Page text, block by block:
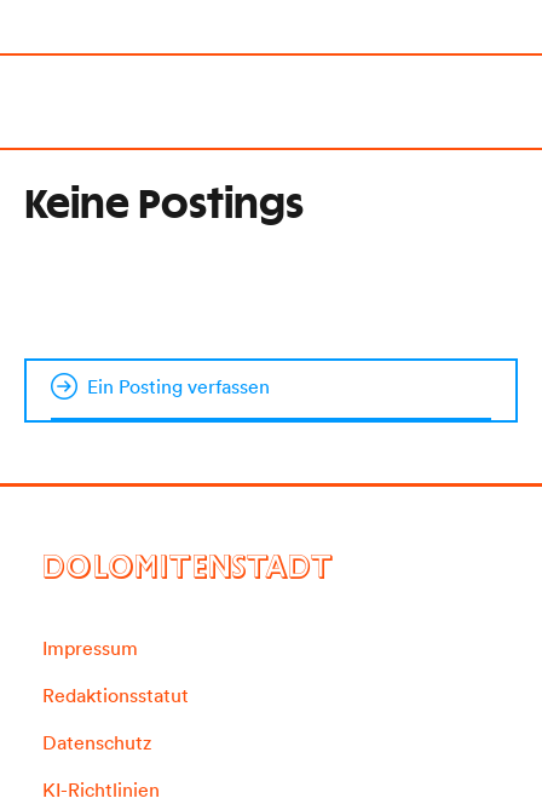
Keine Postings
Ein Posting verfassen
DOLOMITENSTADT
Impressum
Redaktionsstatut
Datenschutz
KI-Richtlinien